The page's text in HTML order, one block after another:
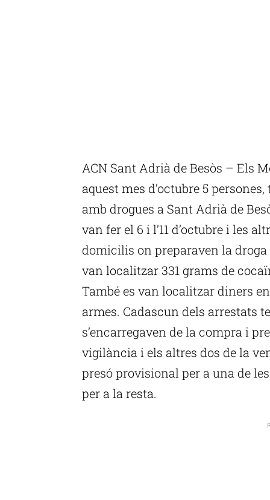
ACN Sant Adrià de Besòs – Els
aquest mes d’octubre 5
amb drogues a Sant Adrià de
van fer el 6 i l’11 d’octubre i les
domicilis on preparaven la
van localitzar 331 grams de
També es van localitzar diners
armes. Cadascun dels arrestats
s’encarregaven de la compra i
vigilància i els altres dos de la
presó provisional per a una de
per a la resta.